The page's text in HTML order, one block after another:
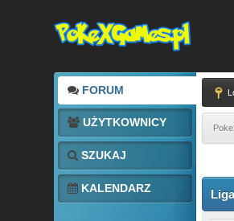
FORUM
UŻYTKOWNICY
SZUKAJ
KALENDARZ
1 głosów - średnia: 5
1
2
3
4
5